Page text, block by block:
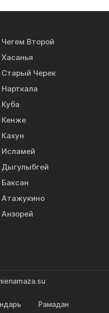
Чегем Второй
Хасанья
Старый Черек
Нарткала
Куба
Кенже
Кахун
Исламей
Дыгулыбгей
Баксан
Атажукино
Анзорей
Рамадан